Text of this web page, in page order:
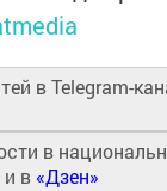
в Telegram-
в
и в «Дзен»